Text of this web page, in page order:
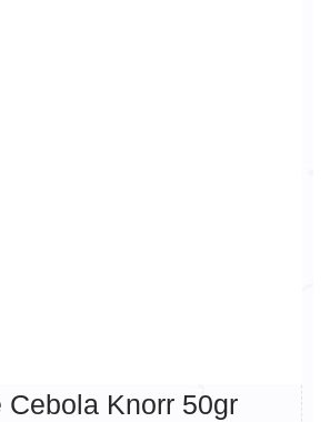
Cebola Knorr 50gr